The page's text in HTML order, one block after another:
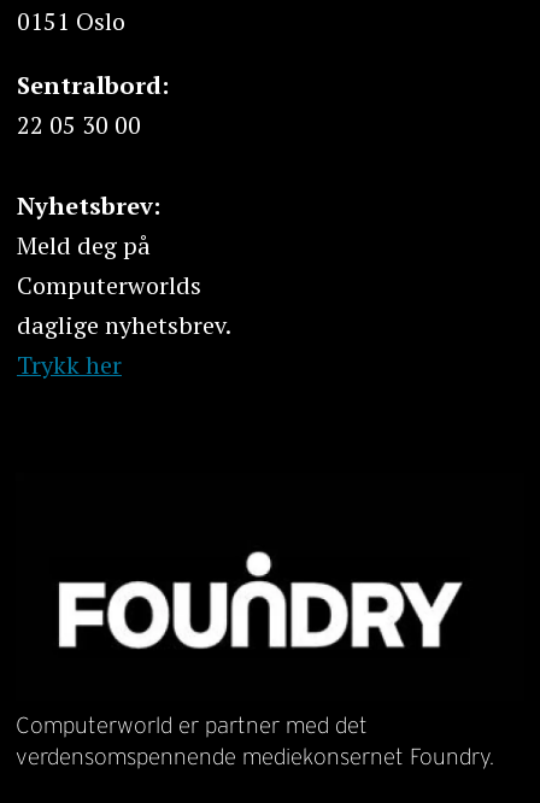
0151 Oslo
Sentralbord:
22 05 30 00
Nyhetsbrev:
Meld deg på
Computerworlds
daglige nyhetsbrev.
Trykk her
Computerworld er partner med det
verdensomspennende mediekonsernet Foundry.